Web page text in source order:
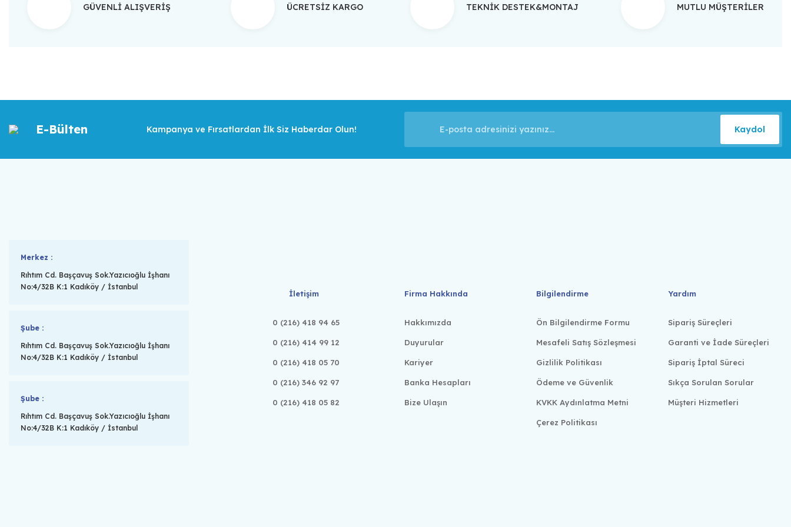
GÜVENLİ ALIŞVERİŞ ÜCRETSİZ KARGO TEKNİK DESTEK&MONTAJ MUTLU MÜŞTERİLER
E-Bülten Kampanya ve Fırsatlardan İlk Siz Haberdar Olun! Kaydol
Merkez :
Rıhtım Cd. Başçavuş Sok.Yazıcıoğlu İşhanı
No:4/32B K:1 Kadıköy / İstanbul
Şube :
Rıhtım Cd. Başçavuş Sok.Yazıcıoğlu İşhanı
No:4/32B K:1 Kadıköy / İstanbul
Şube :
Rıhtım Cd. Başçavuş Sok.Yazıcıoğlu İşhanı
No:4/32B K:1 Kadıköy / İstanbul
İletişim
0 (216) 418 94 65
0 (216) 414 99 12
0 (216) 418 05 70
0 (216) 346 92 97
0 (216) 418 05 82
Firma Hakkında
Hakkımızda
Duyurular
Kariyer
Banka Hesapları
Bize Ulaşın
Bilgilendirme
Ön Bilgilendirme Formu
Mesafeli Satış Sözleşmesi
Gizlilik Politikası
Ödeme ve Güvenlik
KVKK Aydınlatma Metni
Çerez Politikası
Yardım
Sipariş Süreçleri
Garanti ve İade Süreçleri
Sipariş İptal Süreci
Sıkça Sorulan Sorular
Müşteri Hizmetleri